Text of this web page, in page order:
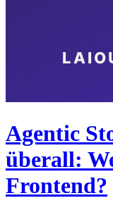
Agentic
überall:
Frontend?